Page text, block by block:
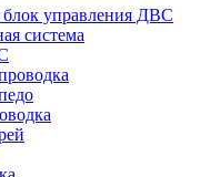
управления ДВС
система